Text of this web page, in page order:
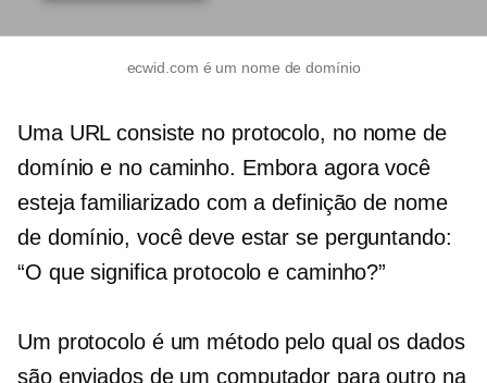
ecwid.com é um nome de domínio
Uma URL consiste no protocolo, no nome de
domínio e no caminho. Embora agora você
esteja familiarizado com a definição de nome
de domínio, você deve estar se perguntando:
“O que significa protocolo e caminho?”
Um protocolo é um método pelo qual os dados
são enviados de um computador para outro na